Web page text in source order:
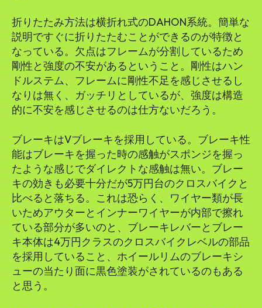
折りたたみ方法は横折れ式のDAHON系統。簡単な
説明ですぐに折りたたむことができるのが特徴と
なっている。欠点はフレームが分割しているため
剛性と強度の不安があるということ。剛性はハン
ドルステム、フレームに剛性不足を感じさせるし
なりは無く、ガッチリとしているが、強度は構造
的に不安を感じさせるのは仕方ないだろう。
ブレーキはVブレーキを採用している。ブレーキ性
能はブレーキを握った時の感触がスポンジを握っ
たような感じでダイレクトな感触は無い。ブレー
キの効きも必要十分だが5万円台のクロスバイクと
比べると落ちる。これは恐らく、ワイヤー類が長
いためアウターとインナーワイヤーが内部で擦れ
ている部分が多いのと、ブレーキレバーとブレー
キ本体は4万円クラスのクロスバイクレベルの部品
を採用していること、ホイールリムのブレーキシ
ューの当たり面に黒色塗装がされているのもある
と思う。